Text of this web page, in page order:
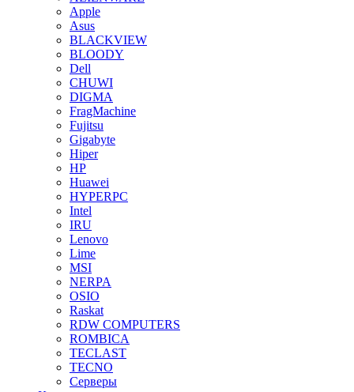
Apple
Asus
BLACKVIEW
BLOODY
Dell
CHUWI
DIGMA
FragMachine
Fujitsu
Gigabyte
Hiper
HP
Huawei
HYPERPC
Intel
IRU
Lenovo
Lime
MSI
NERPA
OSIO
Raskat
RDW COMPUTERS
ROMBICA
TECLAST
TECNO
Серверы